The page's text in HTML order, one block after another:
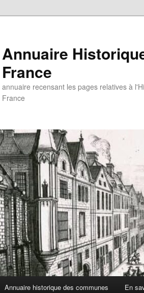
Annuaire
France
annuaire recensant les pages relatives à
France
Annuaire historique des communes En